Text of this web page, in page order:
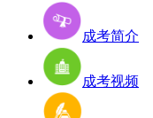
成考简介
成考视频